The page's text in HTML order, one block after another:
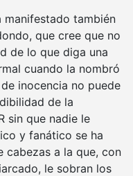
manifestado también
que cree que no
de lo que diga una
cuando la nombró
inocencia no puede
de la
sin que nadie le
y fanático se ha
cabezas a la que, con
le sobran los